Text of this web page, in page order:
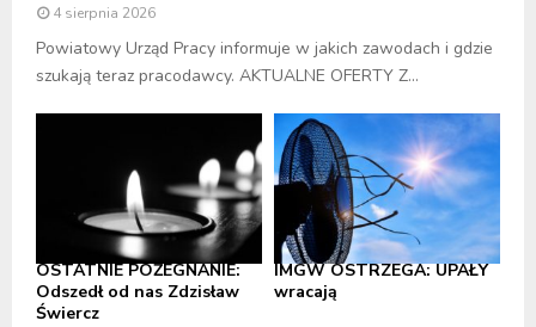
4 sierpnia 2026
Powiatowy Urząd Pracy informuje w jakich zawodach i gdzie
szukają teraz pracodawcy. AKTUALNE OFERTY Z...
OSTATNIE POŻEGNANIE:
Odszedł od nas Zdzisław
Świercz
IMGW OSTRZEGA: UPAŁY
wracają